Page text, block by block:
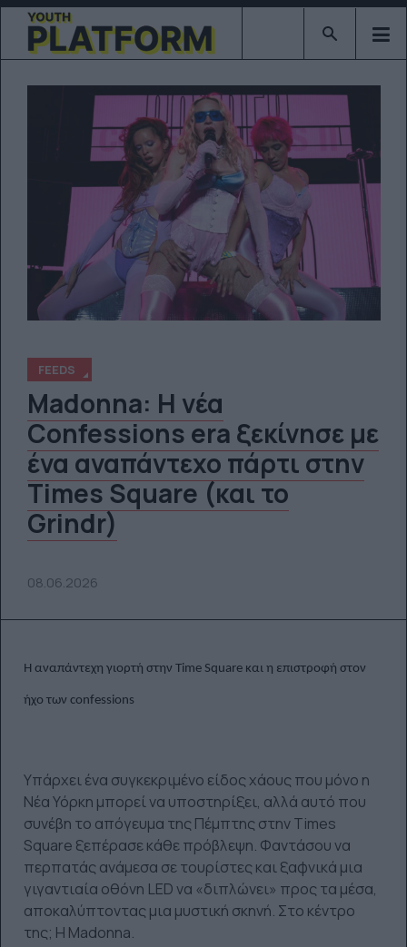
Type 2 or
FEEDS
Madonna: Η νέα
Confessions era ξεκίνησε με
ένα αναπάντεχο πάρτι στην
Times Square (και το
Grindr)
08.06.2026
Η αναπάντεχη γιορτή στην Time Square και η επιστροφή στον
ήχο των confessions
Υπάρχει ένα συγκεκριμένο είδος χάους που μόνο η
Νέα Υόρκη μπορεί να υποστηρίξει, αλλά αυτό που
συνέβη το απόγευμα της Πέμπτης στην Times
Square ξεπέρασε κάθε πρόβλεψη. Φαντάσου να
περπατάς ανάμεσα σε τουρίστες και ξαφνικά μια
γιγαντιαία οθόνη LED να «διπλώνει» προς τα μέσα,
αποκαλύπτοντας μια μυστική σκηνή. Στο κέντρο
της; Η Madonna.